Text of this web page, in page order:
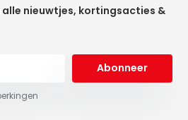
nieuwtjes, kortingsacties &
Abonneer